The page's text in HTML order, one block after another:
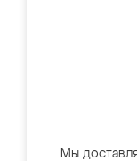
Мы